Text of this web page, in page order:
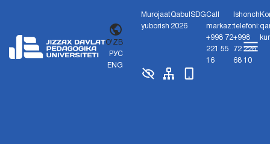
O'ZB
РУС
ENG
Murojaat
yuborish
Qabul
2026
SDGCall
markaz:
+998 72
221 55
16
Ishonch
telefoni:
+998
72 226
68 10